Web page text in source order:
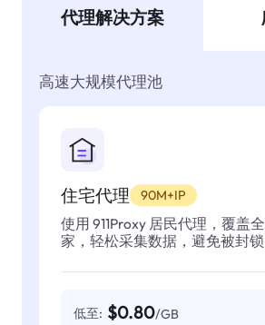
代理解决方案
高速大规模代理池
住宅代理 90M+IP
使用 911Proxy 居民代理，覆盖
家，轻松采集数据，避免被封锁
低至: $0.80/GB